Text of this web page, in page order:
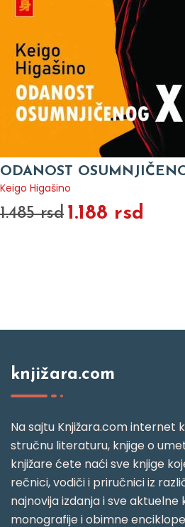
ODANOST
Keigo Higašino
1.485 rsd 1.188 rsd
knjižara.com
Na sajtu Knjižara.com internet
stručnu literaturu, knjige o
knjižare ćete naći sve knjige
rečnici, vodiči i priručnici iz
najnovija izdanja i sve
monografije i obimne